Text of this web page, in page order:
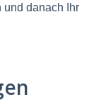
danach Ihr